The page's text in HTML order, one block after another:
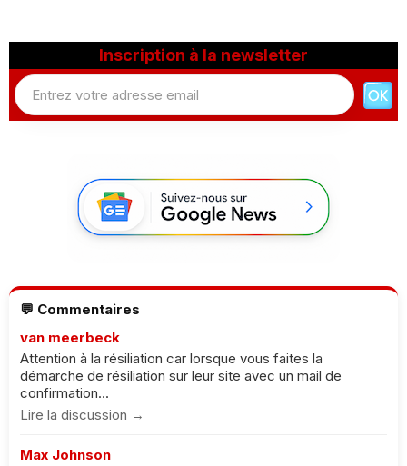
Inscription à la newsletter
💬 Commentaires
van meerbeck
Attention à la résiliation car lorsque vous faites la
démarche de résiliation sur leur site avec un mail de
confirmation...
Lire la discussion →
Max Johnson